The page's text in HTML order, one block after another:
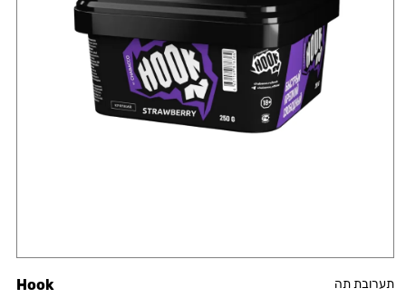
תערובת תה Hook